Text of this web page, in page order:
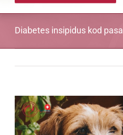
Diabetes insipidus kod pasa
View
Larger
Image